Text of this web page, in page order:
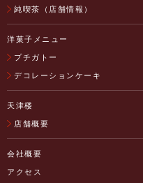
純喫茶（店舗情報）
洋菓子メニュー
プチガトー
デコレーションケーキ
天津楼
店舗概要
会社概要
アクセス